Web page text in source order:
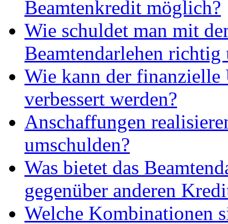
Beamtenkredit möglich?
Wie schuldet man mit
Beamtendarlehen richtig
Wie kann der
verbessert werden?
Anschaffungen
umschulden?
Was bietet das
gegenüber anderen
Welche Kombinationen